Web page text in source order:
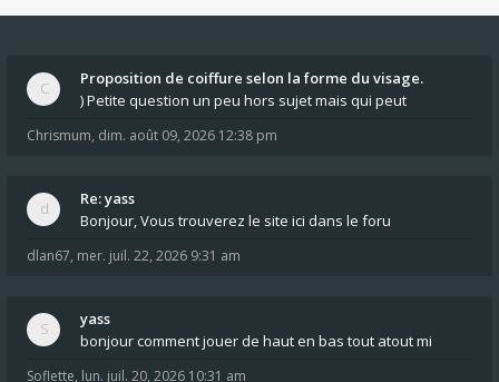
Proposition de coiffure selon la forme du visage.
) Petite question un peu hors sujet mais qui peut
Chrismum, dim. août 09, 2026 12:38 pm
Re: yass
Bonjour, Vous trouverez le site ici dans le foru
dlan67, mer. juil. 22, 2026 9:31 am
yass
bonjour comment jouer de haut en bas tout atout mi
Soflette, lun. juil. 20, 2026 10:31 am